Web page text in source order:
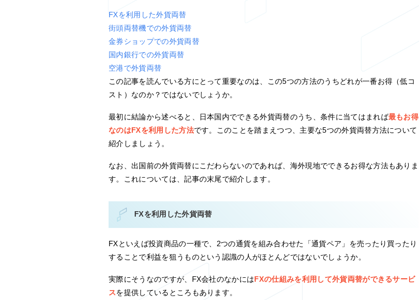
FXを利用した外貨両替
街頭両替機での外貨両替
金券ショップでの外貨両替
国内銀行での外貨両替
空港で外貨両替
この記事を読んでいる方にとって重要なのは、この5つの方法のうちどれが一番お得（低コ
スト）なのか？ではないでしょうか。
最初に結論から述べると、日本国内でできる外貨両替のうち、条件に当てはまれば最もお得
なのはFXを利用した方法です。このことを踏まえつつ、主要な5つの外貨両替方法について
紹介しましょう。
なお、出国前の外貨両替にこだわらないのであれば、海外現地でできるお得な方法もありま
す。これについては、記事の末尾で紹介します。
FXを利用した外貨両替
FXといえば投資商品の一種で、2つの通貨を組み合わせた「通貨ペア」を売ったり買ったり
することで利益を狙うものという認識の人がほとんどではないでしょうか。
実際にそうなのですが、FX会社のなかには FXの仕組みを利用して外貨両替ができるサービ
スを提供しているところもあります。